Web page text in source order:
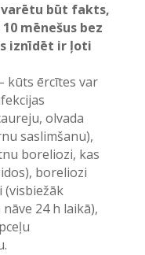
būt fakts,
mēnešus bez
iznīdēt ir ļoti
kūts ērcītes var
olvada
saslimšanu),
boreliozi, kas
boreliozi
(visbiežāk
24 h laikā),